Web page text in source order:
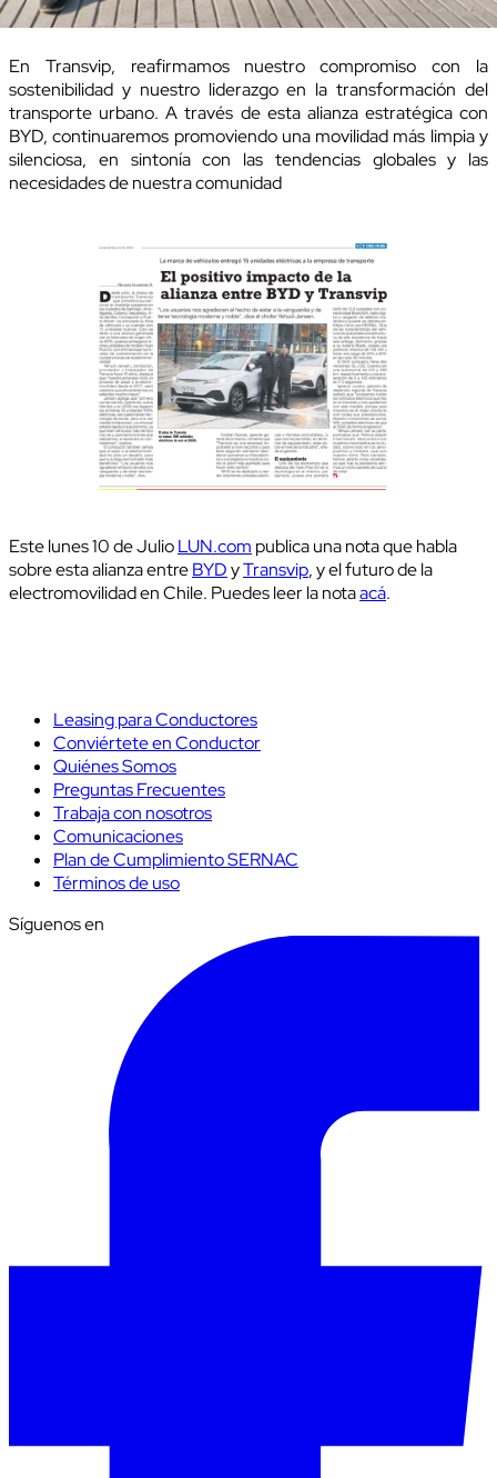
En Transvip, reafirmamos nuestro compromiso con la
sostenibilidad y nuestro liderazgo en la transformación del
transporte urbano. A través de esta alianza estratégica con
BYD, continuaremos promoviendo una movilidad más limpia y
silenciosa, en sintonía con las tendencias globales y las
necesidades de nuestra comunidad
Este lunes 10 de JulioLUN.com publica una nota que habla
sobre esta alianza entreBYDyTransvip, y el futuro de la
electromovilidad en Chile. Puedes leer la notaacá.
Leasing para Conductores
Conviértete en Conductor
Quiénes Somos
Preguntas Frecuentes
Trabaja con nosotros
Comunicaciones
Plan de Cumplimiento SERNAC
Términos de uso
Síguenos en